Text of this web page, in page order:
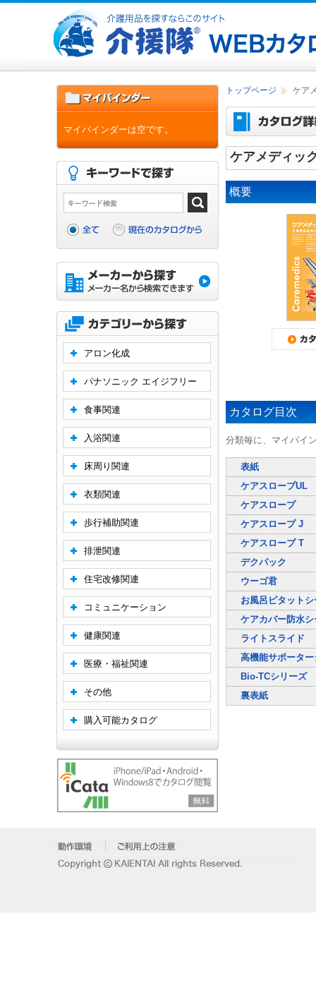
トップページ ケア
ケアメディッ
概要
カタログ目次
分類毎に、マイバイ
表紙
ケアスロープUL
ケアスロープ
ケアスロープ J
ケアスロープ T
デクパック
ウーゴ君
お風呂ピタットシ
ケアカバー防水
ライトスライド
高機能サポータ
Bio-TCシリーズ
裏表紙
マイバインダーは空です。
アロン化成
パナソニック エイジフリー
食事関連
入浴関連
床周り関連
衣類関連
歩行補助関連
排泄関連
住宅改修関連
コミュニケーション
健康関連
医療・福祉関連
その他
購入可能カタログ